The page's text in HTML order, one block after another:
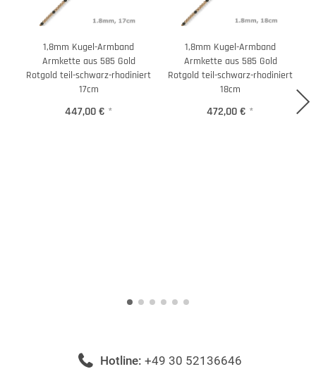
1,8mm Kugel-Armband
Armkette aus 585 Gold
Rotgold teil-schwarz-rhodiniert
17cm
447,00 € *
1,8mm Kugel-Armband
Armkette aus 585 Gold
Rotgold teil-schwarz-rhodiniert
18cm
472,00 € *
Hotline: +49 30 52136646